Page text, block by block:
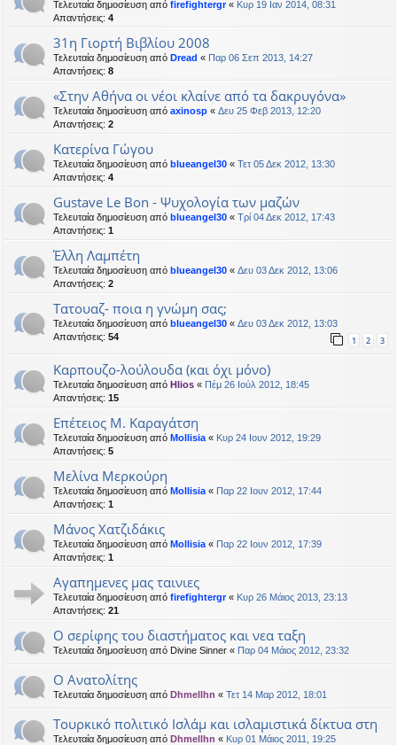
Τελευταία δημοσίευση από firefightergr« Κυρ 19 Ιαν 2014, 08:31
Απαντήσεις: 4
31η Γιορτή Βιβλίου 2008
Τελευταία δημοσίευση από Dread « Παρ 06 Σεπ 2013, 14:27
Απαντήσεις: 8
«Στην Αθήνα οι νέοι κλαίνε από τα δακρυγόνα»
Τελευταία δημοσίευση από axinosp « Δευ 25 Φεβ 2013, 12:20
Απαντήσεις: 2
Κατερίνα Γώγου
Τελευταία δημοσίευση από blueangel30 « Τετ 05 Δεκ 2012, 13:30
Απαντήσεις: 4
Gustave Le Bon - Ψυχολογία των μαζών
Τελευταία δημοσίευση από blueangel30 « Τρί 04 Δεκ 2012, 17:43
Απαντήσεις: 1
Έλλη Λαμπέτη
Τελευταία δημοσίευση από blueangel30 « Δευ 03 Δεκ 2012, 13:06
Απαντήσεις: 2
Tατουαζ- ποια η γνώμη σας;
Τελευταία δημοσίευση από blueangel30 « Δευ 03 Δεκ 2012, 13:03
Απαντήσεις: 54 1 2 3
Καρπουζο-λούλουδα (και όχι μόνο)
Τελευταία δημοσίευση από Hlios « Πέμ 26 Ιούλ 2012, 18:45
Απαντήσεις: 15
Επέτειος Μ. Καραγάτση
Τελευταία δημοσίευση από Mollisia « Κυρ 24 Ιουν 2012, 19:29
Απαντήσεις: 5
Μελίνα Μερκούρη
Τελευταία δημοσίευση από Mollisia « Παρ 22 Ιουν 2012, 17:44
Απαντήσεις: 1
Μάνος Χατζιδάκις
Τελευταία δημοσίευση από Mollisia « Παρ 22 Ιουν 2012, 17:39
Απαντήσεις: 1
Αγαπημενες μας ταινιες
Τελευταία δημοσίευση από firefightergr« Κυρ 26 Μάιος 2013, 23:13
Απαντήσεις: 21
Ο σερίφης του διαστήματος και νεα ταξη
Τελευταία δημοσίευση από Divine Sinner « Παρ 04 Μάιος 2012, 23:32
Ο Ανατολίτης
Τελευταία δημοσίευση από Dhmellhn « Τετ 14 Μαρ 2012, 18:01
Τουρκικό πολιτικό Ισλάμ και ισλαμιστικά δίκτυα στη
Τελευταία δημοσίευση από Dhmellhn « Κυρ 01 Μάιος 2011, 19:25